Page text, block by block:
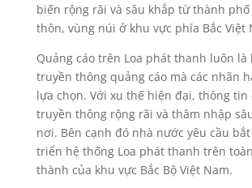
biến rộng rãi và sâu khắp từ thành
thôn, vùng núi ở khu vực phía Bắc Việt
Quảng cáo trên Loa phát thanh luôn
truyền thông quảng cáo mà các nhãn
lựa chọn. Với xu thế hiện đại, thông tin
truyền thông rộng rãi và thâm nhập
nơi. Bên cạnh đó nhà nước yêu cầu
triển hệ thống Loa phát thanh trên
thành của khu vực Bắc Bộ Việt Nam.